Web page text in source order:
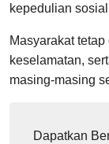
kepedulian
Masyarakat
keselamatan,
masing-masing
Dapatkan